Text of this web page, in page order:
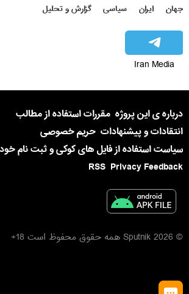
جهان ایران سیاسی گزارش و تحلیل
Iran Media
درباره ی این پروژه مقررات استفاده از مطالب
انتقادات و پیشنهادات حریم خصوصی
سیاست استفاده از فایل های کوکی و ثبت نام
Privacy Feedback
RSS
© 2026 Sputnik همه حقوق محفوظ است 18+